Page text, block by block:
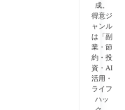
成。
得意ジ
ャンル
は「副
業・節
約・投
資・AI
活用・
ライフ
ハッ